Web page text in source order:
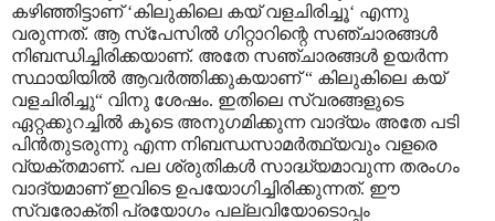
കഴിഞ്ഞിട്ടാണ് ‘കിലുകിലെ കയ് വളചിരിച്ചൂ‘ എന്നു
വരുന്നത്. ആ സ്പേസിൽ ഗിറ്റാറിന്റെ സഞ്ചാരങ്ങൾ
നിബന്ധിച്ചിരിക്കയാണ്. അതേ സഞ്ചാരങ്ങൾ ഉയർന്ന
സ്ഥായിയിൽ ആവർത്തിക്കുകയാണ് “ കിലുകിലെ കയ്
വളചിരിച്ചു“ വിനു ശേഷം. ഇതിലെ സ്വരങ്ങളുടെ
ഏറ്റക്കുറച്ചിൽ കൂടെ അനുഗമിക്കുന്ന വാദ്യം അതേ പടി
പിൻതുടരുന്നു എന്ന നിബന്ധസാമർത്ഥ്യവും വളരെ
വ്യക്തമാണ്. പല ശ്രുതികൾ സാദ്ധ്യമാവുന്ന തരംഗം
വാദ്യമാണ് ഇവിടെ ഉപയോഗിച്ചിരിക്കുന്നത്. ഈ
സ്വരോക്തി പ്രയോഗം പല്ലവിയോടൊപ്പം